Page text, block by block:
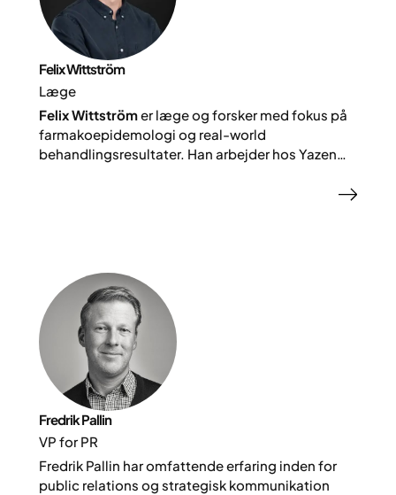
Felix Wittström
Læge
Felix Wittströmer læge og forsker med fokus på
farmakoepidemologi og real-world
behandlingsresultater. Han arbejder hos Yazen
Fredrik Pallin
VP for PR
Fredrik Pallin har omfattende erfaring inden for
public relations og strategisk kommunikation